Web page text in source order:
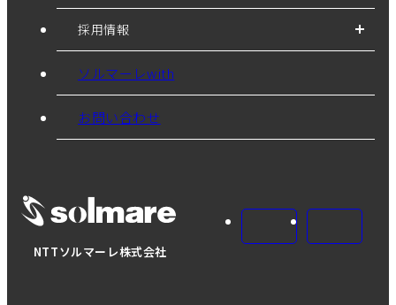
NTTソルマーレ株式会社
採用情報
ソルマーレwith
お問い合わせ